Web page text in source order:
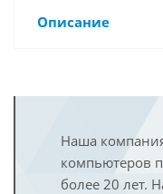
Описание
Наша
компьютеров
более 20 лет.